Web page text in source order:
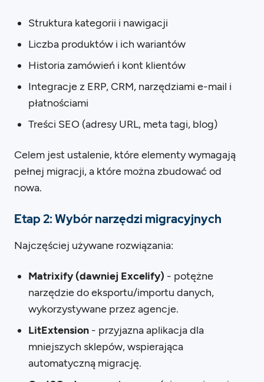
Struktura kategorii i nawigacji
Liczba produktów i ich wariantów
Historia zamówień i kont klientów
Integracje z ERP, CRM, narzędziami e-mail i
płatnościami
Treści SEO (adresy URL, meta tagi, blog)
Celem jest ustalenie, które elementy wymagają
pełnej migracji, a które można zbudować od
nowa.
Etap 2: Wybór narzędzi migracyjnych
Najczęściej używane rozwiązania:
Matrixify (dawniej Excelify) - potężne
narzędzie do eksportu/importu danych,
wykorzystywane przez agencje.
LitExtension - przyjazna aplikacja dla
mniejszych sklepów, wspierająca
automatyczną migrację.